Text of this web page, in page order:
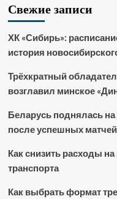
Свежие записи
ХК «Сибирь»:
история
Трёхкратный
возглавил минское
Беларусь поднялась
после успешных
Как снизить расходы
транспорта
Как выбрать формат